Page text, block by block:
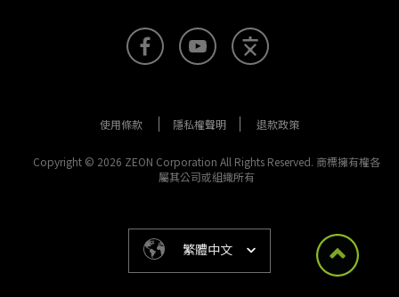
Right PDF Reader (行動版)
PDF文電通線上版
使用手冊
SDK資源 (伺服器版適用)
官方部落格
聯絡銷售
使用條款 隱私權聲明 退款政策
Copyright © 2026 ZEON Corporation All Rights Reserved. 商標擁有權各
屬其公司或組織所有